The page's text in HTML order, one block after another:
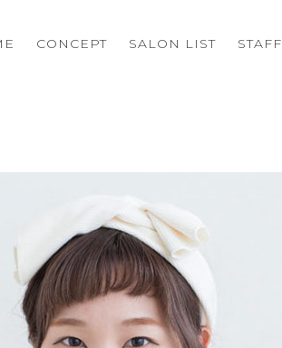
CONCEPT SALON LIST STAFF